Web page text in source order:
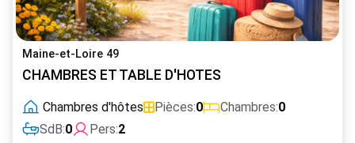
Maine-et-Loire 49
CHAMBRES ET TABLE D'HOTES
Chambres d'hôtes Pièces:0 Chambres:0
SdB:0 Pers:2